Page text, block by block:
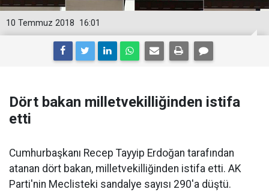
16:01
10 Temmuz 2018
Dört bakan milletvekilliğinden istifa
etti
Cumhurbaşkanı Recep Tayyip Erdoğan tarafından
atanan dört bakan, milletvekilliğinden istifa etti. AK
Parti'nin Meclisteki sandalye sayısı 290'a düştü.